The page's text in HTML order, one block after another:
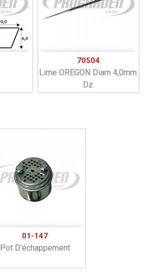
70504
Lime OREGON Diam 4,0mm
Dz
01-147
Pot D'échappement